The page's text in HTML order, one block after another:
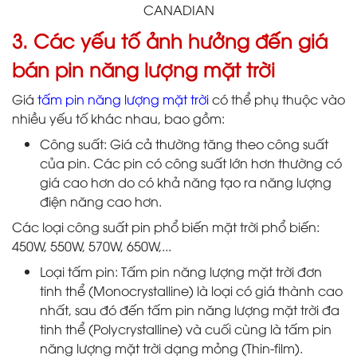
CANADIAN
3. Các yếu tố ảnh hưởng đến giá
bán pin năng lượng mặt trời
Giá tấm pin năng lượng mặt trờicó thể phụ thuộc vào
nhiều yếu tố khác nhau, bao gồm:
Công suất: Giá cả thường tăng theo công suất
của pin. Các pin có công suất lớn hơn thường có
giá cao hơn do có khả năng tạo ra năng lượng
điện năng cao hơn.
Các loại công suất pin phổ biến mặt trời phổ biến:
450W, 550W, 570W, 650W,...
Loại tấm pin: Tấm pin năng lượng mặt trời đơn
tinh thể (Monocrystalline) là loại có giá thành cao
nhất, sau đó đến tấm pin năng lượng mặt trời đa
tinh thể (Polycrystalline) và cuối cùng là tấm pin
năng lượng mặt trời dạng mỏng (Thin-film).